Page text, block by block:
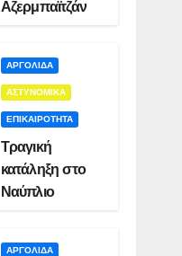
Αζερμπαϊτζάν
ΑΡΓΟΛΙΔΑ
ΑΣΤΥΝΟΜΙΚΑ
ΕΠΙΚΑΙΡΟΤΗΤΑ
Τραγική
κατάληξη στο
Ναύπλιο
ΑΡΓΟΛΙΔΑ